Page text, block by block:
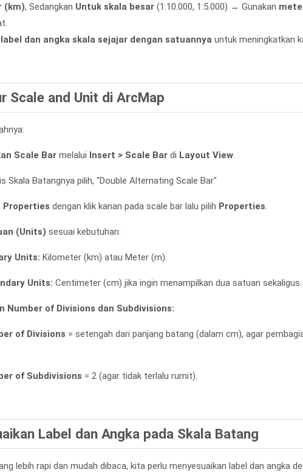
(km), Sedangkan Untuk skala besar (1:10.000, 1:5.000) → Gunakan
dan angka skala sejajar dengan satuannya untuk meningkatkan
Scale and Unit di ArcMap
Scale Bar melalui Insert > Scale Bar di Layout View.
Skala Batangnya pilih, "Double Alternating Scale Bar"
Properties dengan klik kanan pada scale bar lalu pilih Properties.
(Units) sesuai kebutuhan:
Units: Kilometer (km) atau Meter (m).
Units: Centimeter (cm) jika ingin menampilkan dua satuan sekaligus.
Number of Divisions dan Subdivisions:
of Divisions = setengah dari panjang batang (dalam cm), agar
of Subdivisions = 2 (agar tidak terlalu rumit).
Label dan Angka pada Skala Batang
lebih rapi dan mudah dibaca, kita perlu menyesuaikan label dan angka